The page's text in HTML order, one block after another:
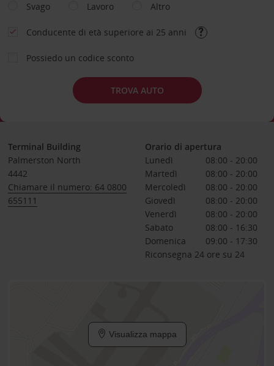
Svago
Lavoro Altro
Conducente di età superiore ai 25 anni
Possiedo un codice sconto
TROVA AUTO
Terminal Building
Palmerston North
4442
Chiamare il numero: 64 0800
655111
Orario di apertura
Lunedì
08:00 - 20:00
Martedì
08:00 - 20:00
Mercoledì
08:00 - 20:00
Giovedì
08:00 - 20:00
Venerdì
08:00 - 20:00
Sabato
08:00 - 16:30
Domenica
09:00 - 17:30
Riconsegna 24 ore su 24
Visualizza mappa